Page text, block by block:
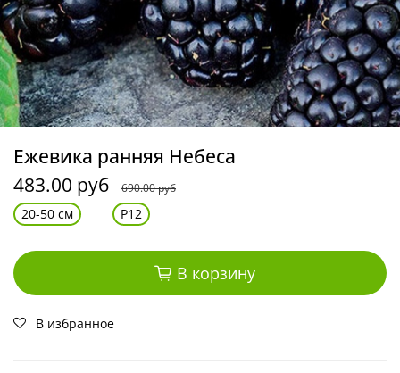
Ежевика ранняя Небеса
483.00 руб
690.00 руб
20-50 см Р12
В корзину
В избранное